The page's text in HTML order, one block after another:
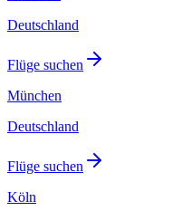
Deutschland
Flüge suchen
München
Deutschland
Flüge suchen
Köln